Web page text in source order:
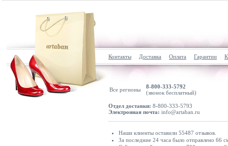
Контакты Доставка Оплата Гарантии
Все регионы
8-800-333-5792
(звонок бесплатный)
Отдел доставки: 8-800-333-5793
Электронная почта: info@artaban.ru
Наши клиенты оставили 55487 отзывов.
За последние 24 часа было отправлено 66